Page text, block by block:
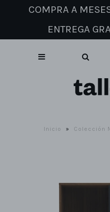
Catálogo de muebles
Sobre nosotros
COMPRA A
ENTREGA
Inicio » Colección